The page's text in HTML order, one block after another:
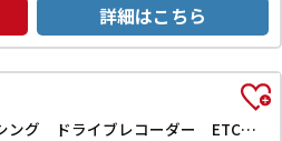
詳細はこちら
ハイブリッドZ・ホンダセンシング ドライブレコーダー ETC バックカメラ オートクルーズコントロール レーンアシスト 衝突被害軽減システム ナビ TV オートライト LEDヘッドランプ アルミホイール スマートキー 電動格納ミラー